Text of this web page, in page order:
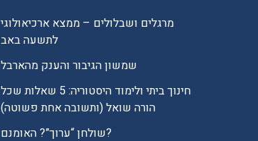
מרגלים ושבלולים – ממצא ארכיאולוגי
לתשעה באב
שמשון הגיבור והענק מהארבל
חינוך ביתי ולימוד היסטוריה: 5 שאלות שכל
הורה שואל (ותשובה אחת פשוטה)
שולחן “ערוך”? האומנם?